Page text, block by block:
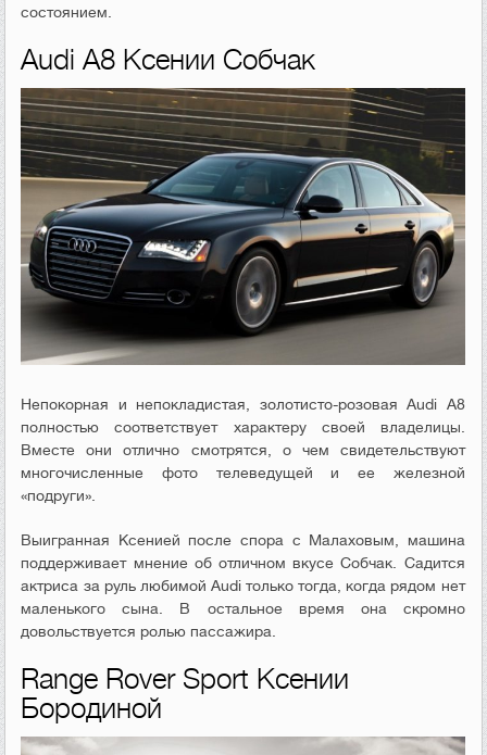
состоянием.
Audi A8 Ксении Собчак
Непокорная и непокладистая, золотисто-розовая Audi A8
полностью соответствует характеру своей владелицы.
Вместе они отлично смотрятся, о чем свидетельствуют
многочисленные фото телеведущей и ее железной
«подруги».
Выигранная Ксенией после спора с Малаховым, машина
поддерживает мнение об отличном вкусе Собчак. Садится
актриса за руль любимой Audi только тогда, когда рядом нет
маленького сына. В остальное время она скромно
довольствуется ролью пассажира.
Range Rover Sport Ксении
Бородиной